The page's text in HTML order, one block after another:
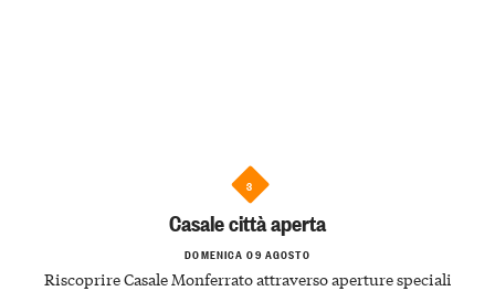
3
Casale città aperta
DOMENICA 09 AGOSTO
Riscoprire Casale Monferrato attraverso aperture speciali